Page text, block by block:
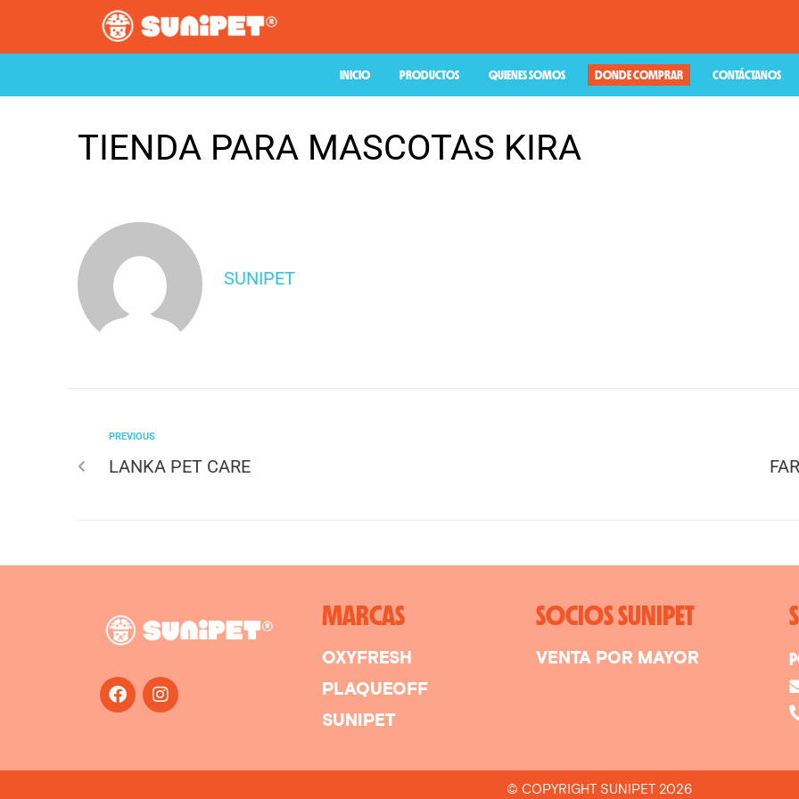
INICIO PRODUCTOS QUIENES SOMOS DONDE COMPRAR CONTÁCTANOS
TIENDA PARA MASCOTAS KIRA
SUNIPET
PREVIOUS
LANKA PET CARE
MARCAS
OXYFRESH
PLAQUEOFF
SUNIPET
SOCIOS SUNIPET
VENTA POR MAYOR
© COPYRIGHT SUNIPET 2026